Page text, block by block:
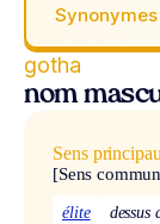
gotha
nom
Sens
[Sens
élite dessus